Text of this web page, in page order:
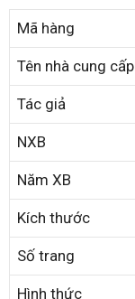
Mã hàng
Tên nhà cung cấp
Tác giả
NXB
Năm XB
Kích thước
Số trang
Hình thức